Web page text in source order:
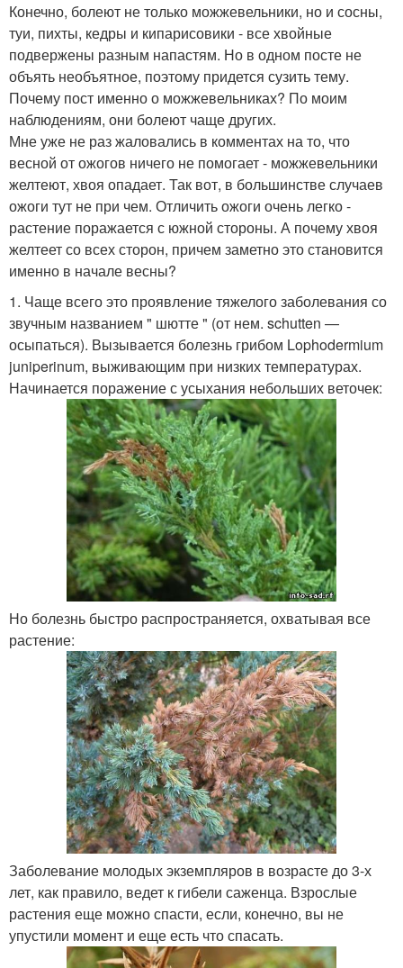
Конечно, болеют не только можжевельники, но и сосны,
туи, пихты, кедры и кипарисовики - все хвойные
подвержены разным напастям. Но в одном посте не
объять необъятное, поэтому придется сузить тему.
Почему пост именно о можжевельниках? По моим
наблюдениям, они болеют чаще других.
Мне уже не раз жаловались в комментах на то, что
весной от ожогов ничего не помогает - можжевельники
желтеют, хвоя опадает. Так вот, в большинстве случаев
ожоги тут не при чем. Отличить ожоги очень легко -
растение поражается с южной стороны. А почему хвоя
желтеет со всех сторон, причем заметно это становится
именно в начале весны?
1. Чаще всего это проявление тяжелого заболевания со
звучным названием " шютте " (от нем. schutten —
осыпаться). Вызывается болезнь грибом Lophodermium
juniperinum, выживающим при низких температурах.
Начинается поражение с усыхания небольших веточек:
Но болезнь быстро распространяется, охватывая все
растение:
Заболевание молодых экземпляров в возрасте до 3-х
лет, как правило, ведет к гибели саженца. Взрослые
растения еще можно спасти, если, конечно, вы не
упустили момент и еще есть что спасать.